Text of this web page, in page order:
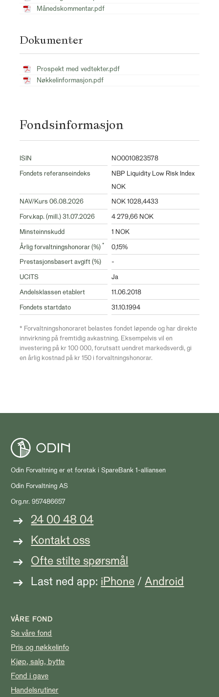
Månedskommentar.pdf
Dokumenter
Prospekt med vedtekter.pdf
Nøkkelinformasjon.pdf
Fondsinformasjon
ISIN
NO0010823578
Fondets referanseindeks
NBP Liquidity Low Risk Index
NOK
NAV/Kurs 06.08.2026
NOK 1028,4433
Forv.kap. (mill.) 31.07.2026
4 279,66 NOK
Minsteinnskudd
1 NOK
Årlig forvaltningshonorar (%) *
0,15%
Prestasjonsbasert avgift (%)
-
UCITS
Ja
Andelsklassen etablert
11.06.2018
Fondets startdato
31.10.1994
* Forvaltningshonoraret belastes fondet løpende og har direkte
innvirkning på fremtidig avkastning. Eksempelvis vil en
investering på kr 100 000, forutsatt uendret markedsverdi, gi
en årlig kostnad på kr 150 i forvaltningshonorar.
Odin Forvaltning er et foretak i SpareBank 1-alliansen
Odin Forvaltning AS
Org.nr. 957486657
24 00 48 04
Kontakt oss
Ofte stilte spørsmål
Last ned app: iPhone /Android
VÅRE FOND
Se våre fond
Pris og nøkkelinfo
Kjøp, salg, bytte
Fond i gave
Handelsrutiner